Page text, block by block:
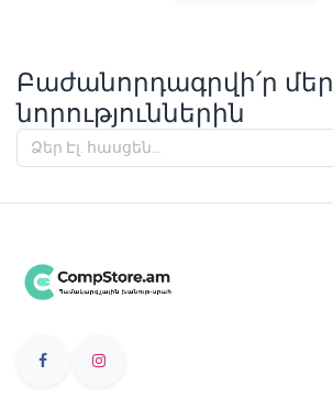
Բաժանորդագրվի՛ր մեր
նորություններին